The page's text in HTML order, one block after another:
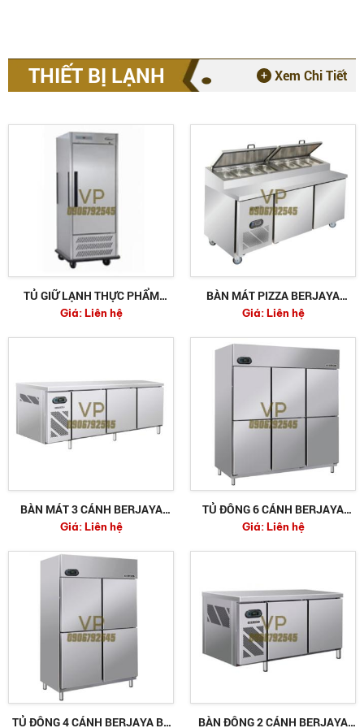
THIẾT BỊ LẠNH Xem Chi Tiết
TỦ GIỮ LẠNH THỰC PHẨM
WILLIAMS MRC16SS
Giá:Liên hệ
BÀN MÁT PIZZA BERJAYA
BS2D/PCF6/Z
Giá:Liên hệ
BÀN MÁT 3 CÁNH BERJAYA
BS3DC8/Z
Giá:Liên hệ
TỦ ĐÔNG 6 CÁNH BERJAYA
BS6DUF/Z
Giá:Liên hệ
TỦ ĐÔNG 4 CÁNH BERJAYA BS
BÀN ĐÔNG 2 CÁNH BERJAYA